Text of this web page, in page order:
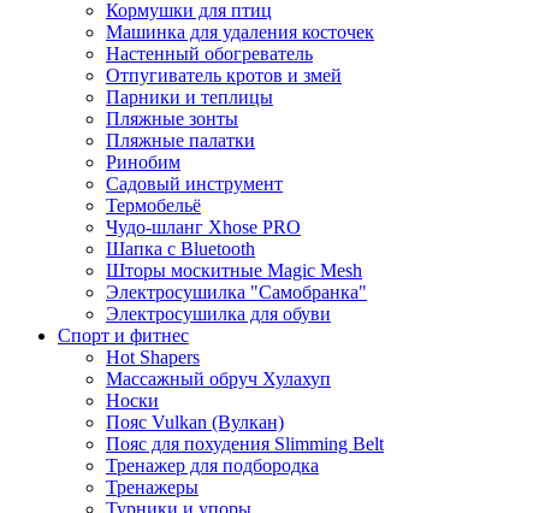
Кормушки для птиц
Машинка для удаления косточек
Настенный обогреватель
Отпугиватель кротов и змей
Парники и теплицы
Пляжные зонты
Пляжные палатки
Ринобим
Садовый инструмент
Термобельё
Чудо-шланг Xhose PRO
Шапка с Bluetooth
Шторы москитные Magic Mesh
Электросушилка "Самобранка"
Электросушилка для обуви
Спорт и фитнес
Hot Shapers
Массажный обруч Хулахуп
Носки
Пояс Vulkan (Вулкан)
Пояс для похудения Slimming Belt
Тренажер для подбородка
Тренажеры
Турники и упоры